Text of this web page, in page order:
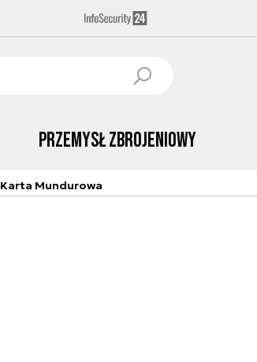
Przemysł Zbrojeniowy
Karta Mundurowa